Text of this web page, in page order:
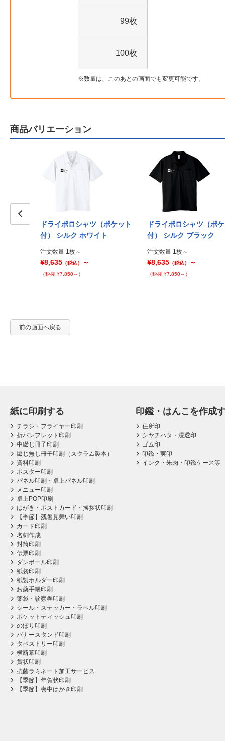
99枚
100枚
数量は、このあとの画面でも変更可能です。
商品バリエーション
ポケット
ドライポロシャツ（ポケット
付） シルク ホワイト
注文数量 1枚～
¥8,635 （税込） ～
（税抜 ¥7,850～）
ドライポロシャツ（ポ
付） シルク ブラック
注文数量 1枚～
¥8,635 （税込） ～
（税抜 ¥7,850～）
前の画面へ戻る
紙に印刷する
チラシ・フライヤー印刷
折パンフレット印刷
中綴じ冊子印刷
綴じ無し冊子印刷（スクラム製本）
資料印刷
ポスター印刷
パネル印刷・卓上パネル印刷
メニュー印刷
卓上POP印刷
はがき・ポストカード・挨拶状印刷
【季節】残暑見舞い印刷
カード印刷
名刺作成
封筒印刷
伝票印刷
ダンボール印刷
紙袋印刷
紙製ホルダー印刷
お薬手帳印刷
薬袋・診察券印刷
シール・ステッカー・ラベル印刷
ポケットティッシュ印刷
のぼり印刷
バナースタンド印刷
タペストリー印刷
横断幕印刷
賞状印刷
抗菌ラミネート加工サービス
【季節】年賀状印刷
【季節】喪中はがき印刷
印鑑・はんこを作成
住所印
シヤチハタ・浸透印
ゴム印
印鑑・実印
インク・朱肉・印鑑ケース等